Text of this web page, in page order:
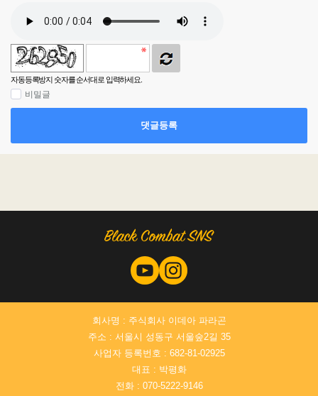
자동등록방지 숫자를 순서대로 입력하세요.
비밀글
댓글등록
회사명 : 주식회사 이데아 파라곤
주소 : 서울시 성동구 서울숲2길 35
사업자 등록번호 : 682-81-02925
대표 : 박평화
전화 : 070-5222-9146